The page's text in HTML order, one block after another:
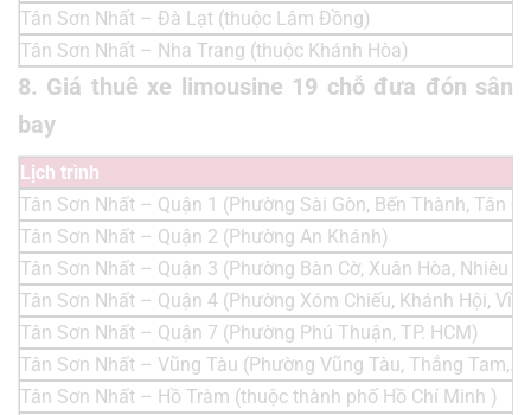
Tân Sơn Nhất – Đà Lạt (thuộc Lâm Đồng)
Tân Sơn Nhất – Nha Trang (thuộc Khánh Hòa)
8. Giá thuê xe limousine 19 chỗ đưa đón sân
bay
Lịch trình
Tân Sơn Nhất – Quận 1 (Phường Sài Gòn, Bến Thành, Tân
Tân Sơn Nhất – Quận 2 (Phường An Khánh)
Tân Sơn Nhất – Quận 3 (Phường Bàn Cờ, Xuân Hòa, Nhiêu
Tân Sơn Nhất – Quận 4 (Phường Xóm Chiếu, Khánh Hội,
Tân Sơn Nhất – Quận 7 (Phường Phú Thuận, TP. HCM)
Tân Sơn Nhất – Vũng Tàu (Phường Vũng Tàu, Thắng Tam,..)
Tân Sơn Nhất – Hồ Tràm (thuộc thành phố Hồ Chí Minh )